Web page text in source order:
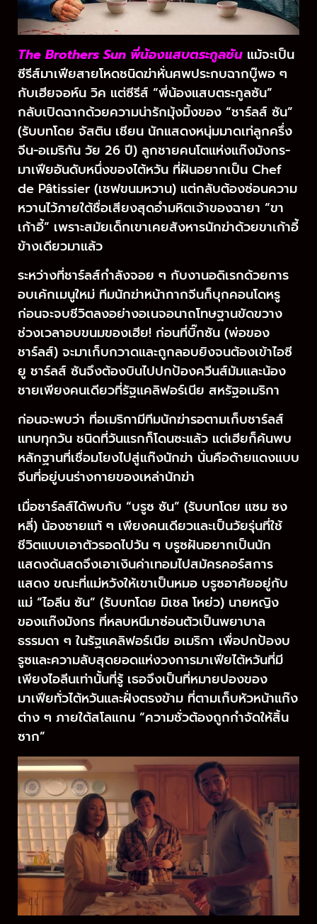
The Brothers Sun พี่น้องแสบตระกูลซัน แม้จะเป็น
ซีรีส์มาเฟียสายโหดชนิดฆ่าหั่นศพประกบฉากบู๊พอ ๆ
กับเฮียจอห์น วิค แต่ซีรีส์ “พี่น้องแสบตระกูลซัน”
กลับเปิดฉากด้วยความน่ารักมุ้งมิ้งของ “ชาร์ลส์ ซัน”
(รับบทโดย จัสติน เชียน นักแสดงหนุ่มมาดเท่ลูกครึ่ง
จีน-อเมริกัน วัย 26 ปี) ลูกชายคนโตแห่งแก๊งมังกร-
มาเฟียอันดับหนึ่งของไต้หวัน ที่ฝันอยากเป็น Chef
de Pâtissier (เชฟขนมหวาน) แต่กลับต้องซ่อนความ
หวานไว้ภายใต้ชื่อเสียงสุดอำมหิตเจ้าของฉายา “ขา
เก้าอี้” เพราะสมัยเด็กเขาเคยสังหารนักฆ่าด้วยขาเก้าอี้
ข้างเดียวมาแล้ว
ระหว่างที่ชาร์ลส์กำลังจอย ๆ กับงานอดิเรกด้วยการ
อบเค้กเมนูใหม่ ทีมนักฆ่าหน้ากากจีนก็บุกคอนโดหรู
ก่อนจะจบชีวิตลงอย่างอเนจอนาถโทษฐานขัดขวาง
ช่วงเวลาอบขนมของเฮีย! ก่อนที่บิ๊กซัน (พ่อของ
ชาร์ลส์) จะมาเก็บกวาดและถูกลอบยิงจนต้องเข้าไอซี
ยู ชาร์ลส์ ซันจึงต้องบินไปปกป้องควีนส์มัมและน้อง
ชายเพียงคนเดียวที่รัฐแคลิฟอร์เนีย สหรัฐอเมริกา
ก่อนจะพบว่า ที่อเมริกามีทีมนักฆ่ารอตามเก็บชาร์ลส์
แทบทุกวัน ชนิดที่วันแรกก็โดนซะแล้ว แต่เฮียก็ค้นพบ
หลักฐานที่เชื่อมโยงไปสู่แก๊งนักฆ่า นั่นคือด้ายแดงแบบ
จีนที่อยู่บนร่างกายของเหล่านักฆ่า
เมื่อชาร์ลส์ได้พบกับ “บรูซ ซัน” (รับบทโดย แซม ซง
หลี่) น้องชายแท้ ๆ เพียงคนเดียวและเป็นวัยรุ่นที่ใช้
ชีวิตแบบเอาตัวรอดไปวัน ๆ บรูซฝันอยากเป็นนัก
แสดงด้นสดจึงเอาเงินค่าเทอมไปสมัครคอร์สการ
แสดง ขณะที่แม่หวังให้เขาเป็นหมอ บรูซอาศัยอยู่กับ
แม่ “ไอลีน ซัน” (รับบทโดย มิเชล โหย่ว) นายหญิง
ของแก๊งมังกร ที่หลบหนีมาซ่อนตัวเป็นพยาบาล
ธรรมดา ๆ ในรัฐแคลิฟอร์เนีย อเมริกา เพื่อปกป้องบ
รูซและความลับสุดยอดแห่งวงการมาเฟียไต้หวันที่มี
เพียงไอลีนเท่านั้นที่รู้ เธอจึงเป็นที่หมายปองของ
มาเฟียทั่วไต้หวันและฝั่งตรงข้าม ที่ตามเก็บหัวหน้าแก๊ง
ต่าง ๆ ภายใต้สโลแกน “ความชั่วต้องถูกกำจัดให้สิ้น
ซาก”